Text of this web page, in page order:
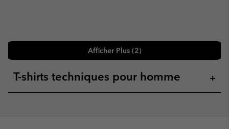
Afficher Plus (2)
T-shirts techniques pour homme +